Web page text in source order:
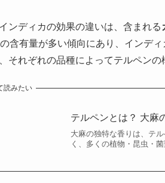
ンディカの効果の違いは、含まれる
含有量が多い傾向にあり、インデ
それぞれの品種によってテルペン
読みたい
テルペンとは？ 大麻
大麻の独特な香りは、テ
く、多くの植物・昆虫・